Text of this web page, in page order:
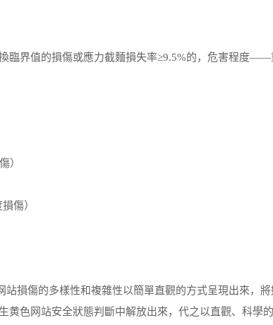
臨界值的損傷或應力截麵損失率≥9.5%的，危害程度——
）
傷）
損傷的多樣性和複雜性以簡單直觀的方式呈現出來，將
黄色网站安全狀態判斷中解放出來，代之以直觀、科學